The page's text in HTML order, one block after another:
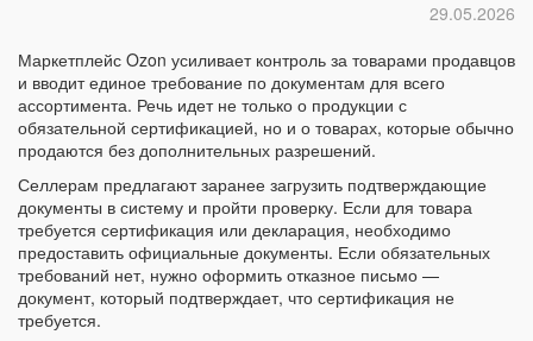
29.05.2026
Маркетплейс Ozon усиливает контроль за товарами продавцов
и вводит единое требование по документам для всего
ассортимента. Речь идет не только о продукции с
обязательной сертификацией, но и о товарах, которые обычно
продаются без дополнительных разрешений.
Селлерам предлагают заранее загрузить подтверждающие
документы в систему и пройти проверку. Если для товара
требуется сертификация или декларация, необходимо
предоставить официальные документы. Если обязательных
требований нет, нужно оформить отказное письмо —
документ, который подтверждает, что сертификация не
требуется.